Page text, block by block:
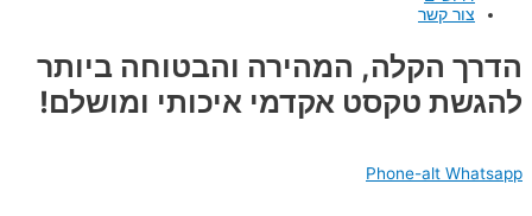
צור קשר
הדרך הקלה, המהירה והבטוחה ביותר
להגשת טקסט אקדמי איכותי ומושלם!
Phone-alt Whatsapp